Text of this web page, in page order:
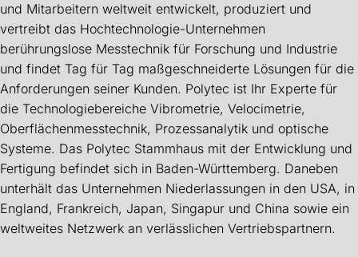
und Mitarbeitern weltweit entwickelt, produziert und
vertreibt das Hochtechnologie-Unternehmen
berührungslose Messtechnik für Forschung und Industrie
und findet Tag für Tag maßgeschneiderte Lösungen für die
Anforderungen seiner Kunden. Polytec ist Ihr Experte für
die Technologiebereiche Vibrometrie, Velocimetrie,
Oberflächenmesstechnik, Prozessanalytik und optische
Systeme. Das Polytec Stammhaus mit der Entwicklung und
Fertigung befindet sich in Baden-Württemberg. Daneben
unterhält das Unternehmen Niederlassungen in den USA, in
England, Frankreich, Japan, Singapur und China sowie ein
weltweites Netzwerk an verlässlichen Vertriebspartnern.